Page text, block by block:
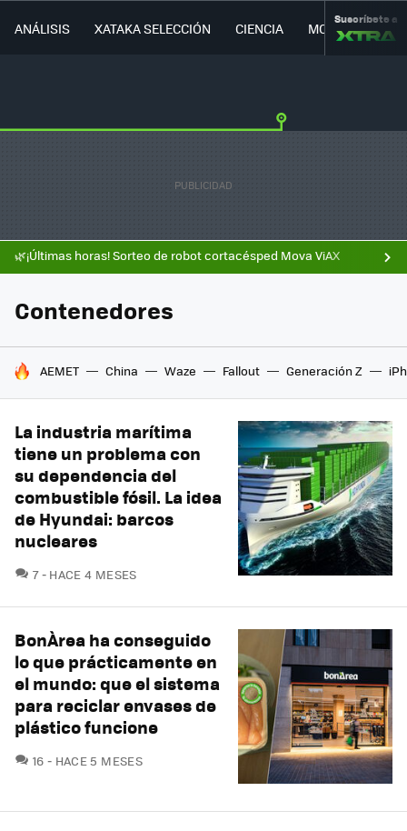
ANÁLISIS XATAKA SELECCIÓN CIENCIA MOVILIDAD
Suscríbete a
🌿¡Últimas horas! Sorteo de robot cortacésped Mova ViAX
Contenedores
HOY SE HABLA DE
AEMET China Waze Fallout Generación Z
La industria marítima
tiene un problema con
su dependencia del
combustible fósil. La idea
de Hyundai: barcos
nucleares
7COMENTARIOS
HACE 4 MESES
BonÀrea ha conseguido
lo que prácticamente en
el mundo: que el sistema
para reciclar envases de
plástico funcione
16 COMENTARIOS
HACE 5 MESES